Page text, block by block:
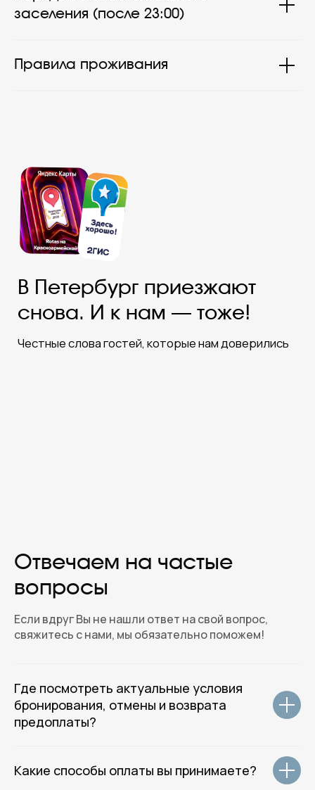
заселения (после 23:00)
Правила проживания
Отвечаем на частые
вопросы
Если вдруг Вы не нашли ответ на свой вопрос,
свяжитесь с нами, мы обязательно поможем!
Где посмотреть актуальные условия
бронирования, отмены и возврата
предоплаты?
Какие способы оплаты вы принимаете?
Бронируйте
на официальном сайте
— платите меньше!
ROTAS HOTELS
GROUP
г. Санкт-Петербург, улица 7-я
Красноармейская д.5, метро
Технологический институт